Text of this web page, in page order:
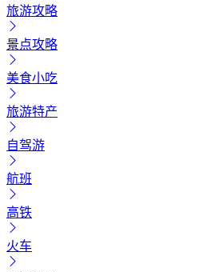
旅游攻略
景点攻略
美食小吃
旅游特产
自驾游
航班
高铁
火车